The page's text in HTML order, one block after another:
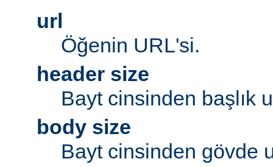
url
Öğenin URL'si.
header size
Bayt cinsinden başlık
body size
Bayt cinsinden gövde